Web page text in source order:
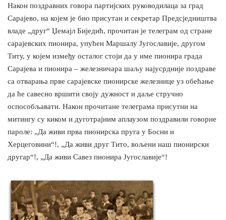
Након поздравних говорa партијских руководилаца за град
Сарајево, на којем је био присутан и секретар Предсједништва
владе „друг“ Џемајл Биједић, прочитан је телеграм од стране
сарајевских пионира, упућен Маршалу Југославије, другом
Титу, у којем између осталог стоји да у име пионира града
Сарајева и пионира – железничара шаљу најусрдније поздраве
са отварања прве сарајевске пионирске железнице уз обећање
да ће савесно вршити своју дужност и даље стручно
оспособљавати. Након прочитане телеграма присутни на
митингу су киком и дуготрајним аплаузом поздравили говорне
пароле: „Да живи прва пионирска пруга у Босни и
Херцеговини“!, „Да живи друг Тито, вољени наш пионирски
другар“!, „Да живи Савез пионира Југославије“!